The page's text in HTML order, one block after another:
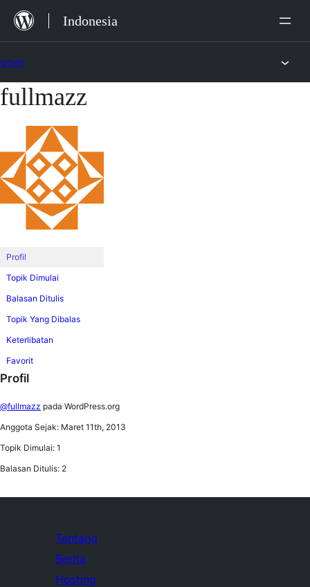
Lewat
Indonesia
Lewati
fullmazz
Profil
Topik Dimulai
Balasan Ditulis
Topik Yang Dibalas
Keterlibatan
Favorit
Profil
@fullmazz pada WordPress.org
Anggota Sejak: Maret 11th, 2013
Topik Dimulai: 1
Balasan Ditulis: 2
Tentang
Berita
Hosting